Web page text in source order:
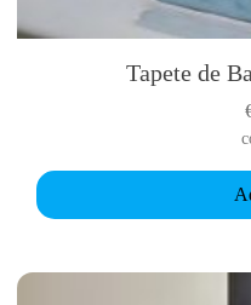
Tapete de